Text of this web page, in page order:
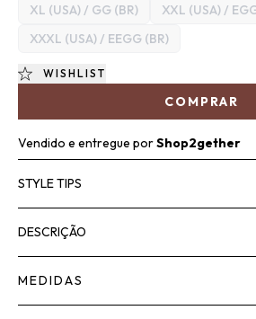
XL (USA) / GG (BR)
XXL (USA) /
XXXL (USA) / EEGG (BR)
COMPRAR
WISHLIST
Vendido e entregue porShop2gether
STYLE TIPS
DESCRIÇÃO
MEDIDAS